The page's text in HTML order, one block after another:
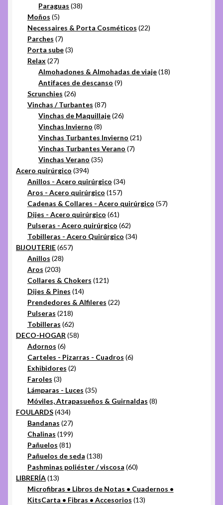
productos
Paraguas 3838
Moños 55
productos
Necessaires & Porta Cosméticos 2222
Parches 77
productos
Porta sube 33
Relax 2727
productos
Almohadones & Almohadas de viaje 1818
Antifaces de descanso 99
Scrunchies 2626
productos
Vinchas / Turbantes 8787
productos
Vinchas de Maquillaje 2626
Vinchas Invierno 88
productos
Vinchas Turbantes Invierno 2121
Vinchas Turbantes Verano 77
Vinchas Verano 3535
Acero quirúrgico 394394
productos
Anillos - Acero quirúrgico 3434
Aros - Acero quirúrgico 157157
productos
Cadenas & Collares - Acero quirúrgico 5757
Dijes - Acero quirúrgico 6161
productos
Pulseras - Acero quirúrgico 6262
productos
Tobilleras - Acero Quirúrgico 3434
BIJOUTERIE 657657
Anillos 2828
Aros 203203
productos
Collares & Chokers 121121
Dijes & Pines 1414
productos
Prendedores & Alfileres 2222
Pulseras 218218
productos
Tobilleras 6262
productos
DECO-HOGAR 5858
Adornos 66
productos
Carteles - Pizarras - Cuadros 66
Exhibidores 22
Faroles 33
productos
Lámparas - Luces 3535
productos
Móviles, Atrapasueños & Guirnaldas 88
FOULARDS 434434
productos
Bandanas 2727
productos
Chalinas 199199
productos
Pañuelos 8181
productos
Pañuelos de seda 138138
productos
Pashminas poliéster / viscosa 6060
LIBRERÍA 1313
productos
Microfibras • Libros de Notas • Cuadernos •
KitsCarta • Fibras • Accesorios 1313